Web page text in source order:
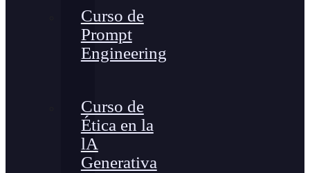
Curso de
Prompt
Engineering
Curso de
Ética en la
lA
Generativa